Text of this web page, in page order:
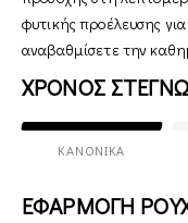
φυτικής προέλευσης
αναβαθμίσετε την
ΧΡΟΝΟΣ
ΚΑΝΟΝΙΚΆ
ΕΦΑΡΜΟΓΗ